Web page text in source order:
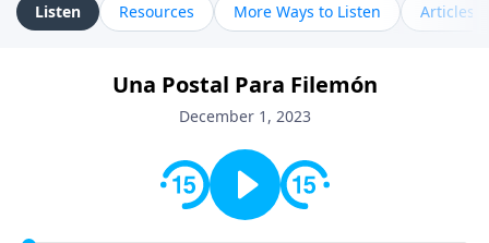
Listen Resources More Ways to Listen Articles
Una Postal Para Filemón
December 1, 2023